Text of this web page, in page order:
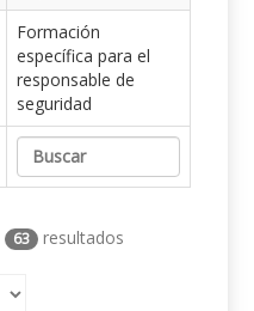
Formación
específica para el
responsable de
seguridad
63 resultados